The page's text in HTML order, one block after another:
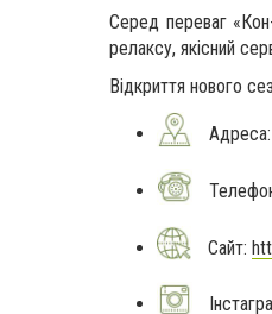
Серед переваг
релаксу, якісний
Відкриття нового
Адреса:
Сайт: